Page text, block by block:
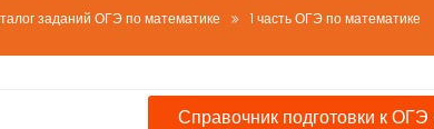
заданий ОГЭ по математике 1 часть ОГЭ по математике
Справочник подготовки к